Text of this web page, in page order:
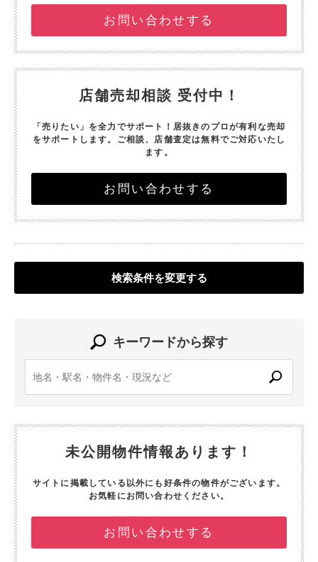
お問い合わせする
店舗売却相談 受付中！
「売りたい」を全力でサポート！ 居抜きのプロが有利な売却
をサポートします。 ご相談、店舗査定は無料でご対応いたし
ます。
お問い合わせする
検索条件を変更する
キーワードから探す
未公開物件情報あります！
サイトに掲載している以外にも好条件の物件がございます。
お気軽にお問い合わせください。
お問い合わせする